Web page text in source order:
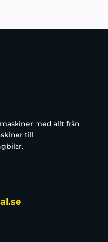
med allt från
till